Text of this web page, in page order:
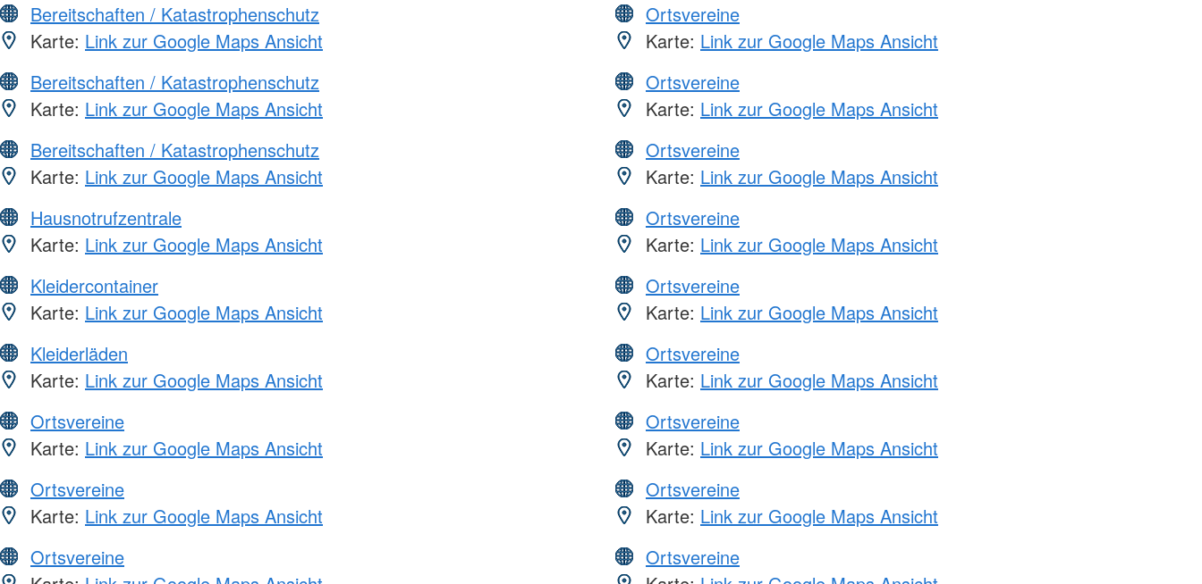
Bereitschaften / Katastrophenschutz
Karte: Link zur Google Maps Ansicht
Bereitschaften / Katastrophenschutz
Karte: Link zur Google Maps Ansicht
Bereitschaften / Katastrophenschutz
Karte: Link zur Google Maps Ansicht
Hausnotrufzentrale
Karte: Link zur Google Maps Ansicht
Kleidercontainer
Karte: Link zur Google Maps Ansicht
Kleiderläden
Karte: Link zur Google Maps Ansicht
Ortsvereine
Karte: Link zur Google Maps Ansicht
Ortsvereine
Karte: Link zur Google Maps Ansicht
Ortsvereine
Ortsvereine
Karte: Link zur Google Maps Ansicht
Ortsvereine
Karte: Link zur Google Maps Ansicht
Ortsvereine
Karte: Link zur Google Maps Ansicht
Ortsvereine
Karte: Link zur Google Maps Ansicht
Ortsvereine
Karte: Link zur Google Maps Ansicht
Ortsvereine
Karte: Link zur Google Maps Ansicht
Ortsvereine
Karte: Link zur Google Maps Ansicht
Ortsvereine
Karte: Link zur Google Maps Ansicht
Ortsvereine